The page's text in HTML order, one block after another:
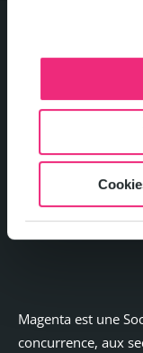
Magenta est une
concurrence, aux
Politique de